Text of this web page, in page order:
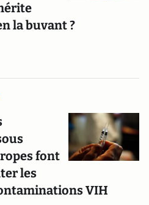
la buvant ?
font
les
VIH